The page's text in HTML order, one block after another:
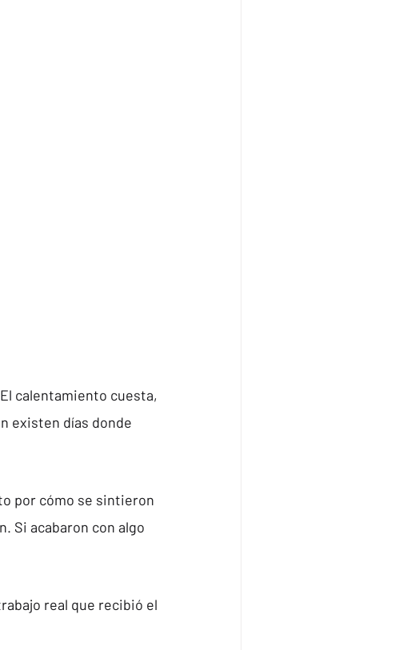
calentamiento cuesta,
existen días donde
por cómo se sintieron
Si acabaron con algo
real que recibió el